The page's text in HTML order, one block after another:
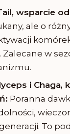
wsparcie
ale o
w
i
Poranna
To